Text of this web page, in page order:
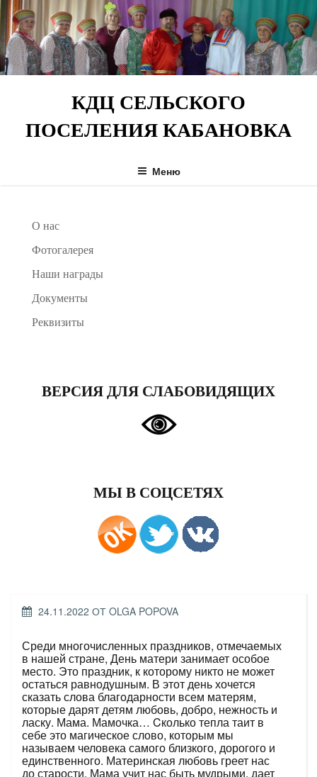
Перейти
к
содержимому
КДЦ СЕЛЬСКОГО
ПОСЕЛЕНИЯ КАБАНОВКА
Меню
О нас
Фотогалерея
Наши награды
Документы
Реквизиты
ВЕРСИЯ ДЛЯ СЛАБОВИДЯЩИХ
МЫ В СОЦСЕТЯХ
ОПУБЛИКОВАНО
24.11.2022 ОТ OLGA POPOVA
Среди многочисленных праздников, отмечаемых
в нашей стране, День матери занимает особое
место. Это праздник, к которому никто не может
остаться равнодушным. В этот день хочется
сказать слова благодарности всем матерям,
которые дарят детям любовь, добро, нежность и
ласку. Мама. Мамочка… Cколько тепла таит в
себе это магическое слово, которым мы
называем человека самого близкого, дорогого и
единственного. Материнская любовь греет нас
до старости. Мама учит нас быть мудрыми, дает